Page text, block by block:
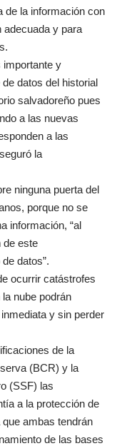
de la información con
adecuada y para
importante y
datos del historial
salvadoreño pues
a las nuevas
a las
la
ninguna puerta del
porque no se
información, “al
de este
datos”.
ocurrir catástrofes
nube podrán
y sin perder
de la
(BCR) y la
(SSF) las
a la protección de
ambas tendrán
de las bases